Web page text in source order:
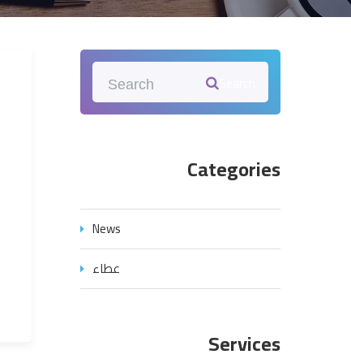
Categories
News
عطاء
Services